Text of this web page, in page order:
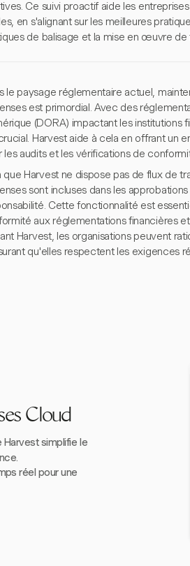
Ce suivi proactif aide les
en s'alignant sur les meilleures
de balisage et la mise en œuvre de
le paysage réglementaire actuel,
est primordial. Avec des
(DORA) impactant les institutions
Harvest aide à cela en offrant un
les audits et les vérifications de
que Harvest ne dispose pas de flux de
sont incluses dans les
Cette fonctionnalité est
aux réglementations financières
Harvest, les organisations peuvent
qu'elles respectent les exigences
Cloud
simplifie le
réel pour une